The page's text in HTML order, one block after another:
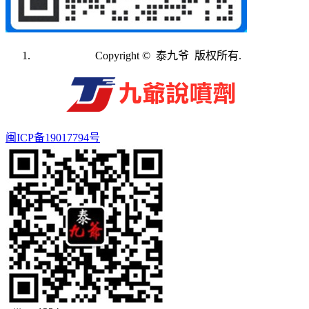
Copyright © 泰九爷 版权所有.
闽ICP备19017794号